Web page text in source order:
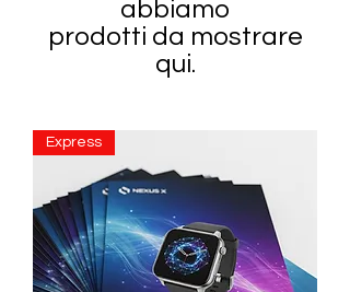
abbiamo
prodotti da mostrare
qui.
Express